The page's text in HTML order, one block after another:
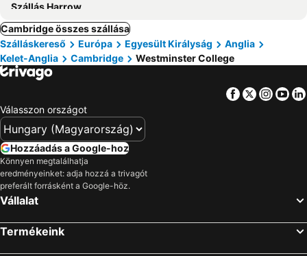
Szállás Harrow
Cambridge összes szállása
Szálláskereső
Európa Egyesült Királyság
Anglia
Kelet-Anglia
Cambridge Westminster College
Facebook
Twitter
Válasszon országot
Hozzáadás a Google-hoz
Könnyen megtalálhatja
eredményeinket: adja hozzá a trivagót
preferált forrásként a Google-höz.
Vállalat
Termékeink